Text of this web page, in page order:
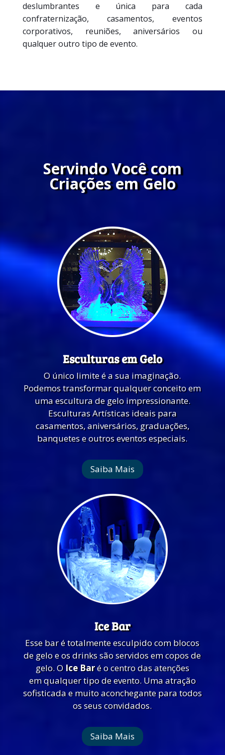
deslumbrantes e única para cada
confraternização, casamentos, eventos
corporativos, reuniões, aniversários ou
qualquer outro tipo de evento.
Servindo Você com
Criações em Gelo
Esculturas em Gelo
O único limite é a sua imaginação.
Podemos transformar qualquer conceito em
uma escultura de gelo impressionante.
Esculturas Artísticas ideais para
casamentos, aniversários, graduações,
banquetes e outros eventos especiais.
Saiba Mais
Ice Bar
Esse bar é totalmente esculpido com blocos
de gelo e os drinks são servidos em copos de
gelo. OIce Baré o centro das atenções
em qualquer tipo de evento. Uma atração
sofisticada e muito aconchegante para todos
os seus convidados.
Saiba Mais